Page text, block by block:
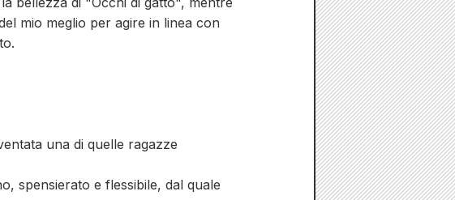
mio meglio per agire in linea con
una di quelle ragazze
spensierato e flessibile, dal quale